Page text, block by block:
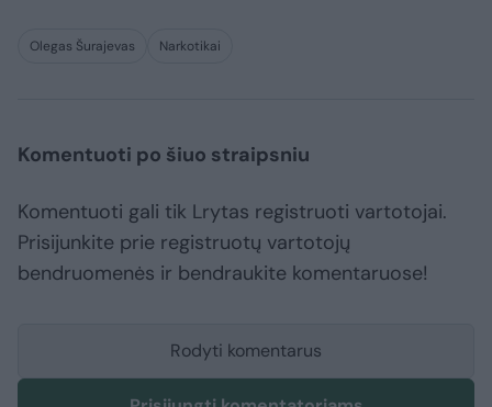
Olegas Šurajevas Narkotikai
Komentuoti po šiuo straipsniu
Komentuoti gali tik Lrytas registruoti vartotojai.
Prisijunkite prie registruotų vartotojų
bendruomenės ir bendraukite komentaruose!
Rodyti komentarus